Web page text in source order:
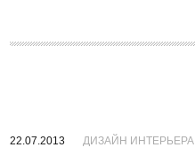
22.07.2013 ДИЗАЙН ИНТЕРЬЕРА